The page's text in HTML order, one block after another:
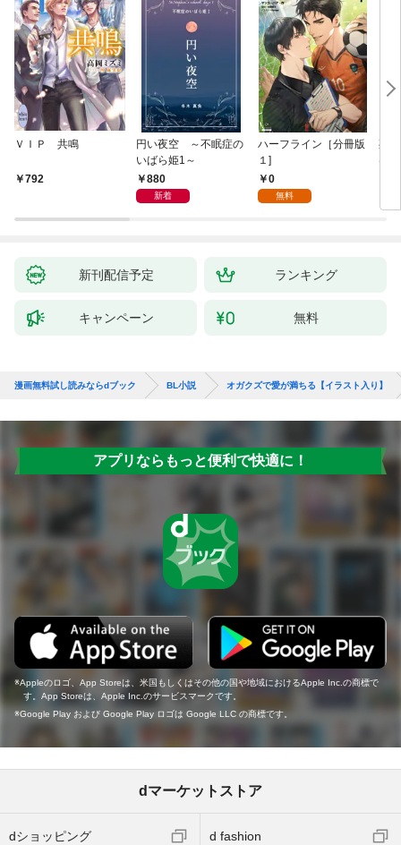
ＶＩＰ 共鳴
792
円い夜空 ～不眠症の
いばら姫1～
880
新着
ハーフライン［分冊版
１]
0
無料
死
は
新刊配信予定 ランキング
キャンペーン 無料
漫画無料試し読みならdブック BL小説 オガクズで愛が満ちる【イラスト入り】
アプリならもっと便利で快適に！
Appleのロゴ、App Storeは、米国もしくはその他の国や地域におけるApple Inc.の商標で
す。App Storeは、Apple Inc.のサービスマークです。
Google Play および Google Play ロゴは Google LLC の商標です。
dマーケットストア
dショッピング d fashion